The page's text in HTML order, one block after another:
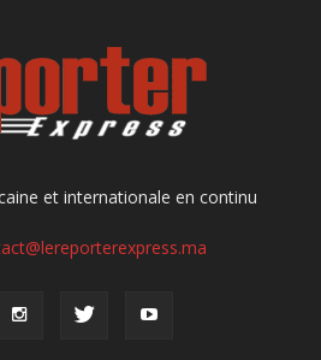
et internationale en continu